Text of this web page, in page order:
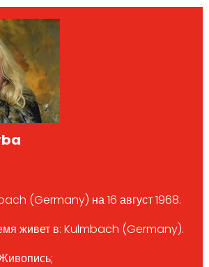
(Germany) на 16 август 1968.
живет в: Kulmbach (Germany).